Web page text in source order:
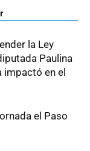
la Ley
Paulina
impactó en el
el Paso